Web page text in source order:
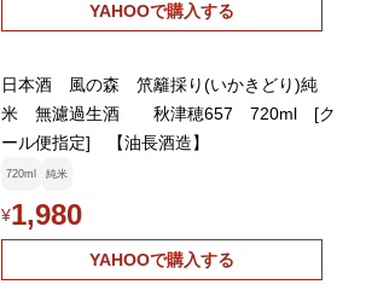
YAHOOで購入する
日本酒 風の森 笊籬採り(いかきどり)純
米 無濾過生酒 秋津穂657 720ml [ク
ール便指定] 【油長酒造】
720ml 純米
¥1,980
YAHOOで購入する